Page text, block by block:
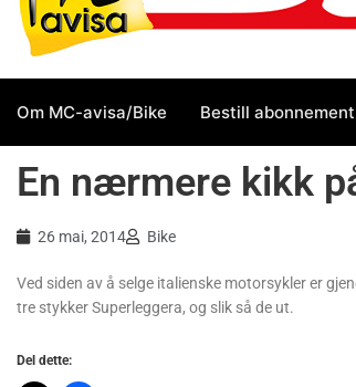
Om MC-avisa/Bike Bestill abonnement
En nærmere kikk
26 mai, 2014 Bike
Ved siden av å selge italienske motorsykler er
tre stykker Superleggera, og slik så de ut.
Del dette: